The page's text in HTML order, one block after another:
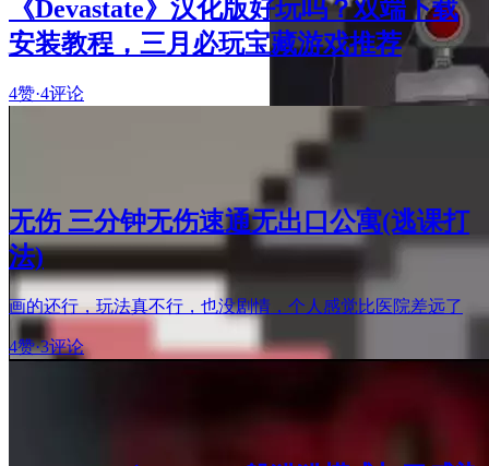
《Devastate》汉化版好玩吗？双端下载
安装教程，三月必玩宝藏游戏推荐
4赞·4评论
无伤 三分钟无伤速通无出口公寓(逃课打
法)
画的还行，玩法真不行，也没剧情，个人感觉比医院差远了
4赞·3评论